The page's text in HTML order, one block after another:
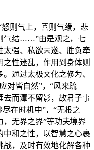
则气上，喜则气缓，悲
气结……”由是观之，七
太强、私欲未遂、胜负牵
性迷乱，作用到身体则
通过太极文化之修为、
对皆自然”，“风来疏
去而潭不留影，故君子事
在时机中”，“无根之
无界之界”等功夫境界
中和之性，以智慧之心裹
战，及时有效地化解各种